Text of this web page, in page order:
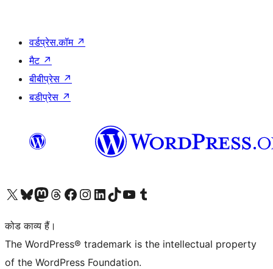
वर्डप्रेस.कॉम ↗
मैट ↗
बीबीप्रेस ↗
बडीप्रेस ↗
Visit our X (formerly Twitter) account
हमारे बलुस्की खाते पर जाएँVisit our Mastodon account
हमारे थ्रेड्स अकाउंट पर जाएंहमारे फेसबुक पेज पर जाएँहमारे इंस्टाग्राम अकाउंट पर जाएंहमारे लिंक्डइन खाते पर जाएँहमारे टिकटॉक खाते पर जाएँहमारे यूट्यूब चैनल पर जाएंहमारे Tumblr खाते पर जाएँ
कोड काव्य हैं।
The WordPress® trademark is the intellectual property
of the WordPress Foundation.